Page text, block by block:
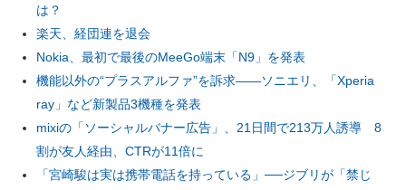
モノづくり技術者専門サイト
電子設計の基本と応用
エネルギーの専門メディア
は？
楽天、経団連を退会
Nokia、最初で最後のMeeGo端末「N9」を発表
機能以外の“プラスアルファ”を訴求――ソニエリ、「Xperia
ray」など新製品3機種を発表
mixiの「ソーシャルバナー広告」、21日間で213万人誘導 8
割が友人経由、CTRが11倍に
「宮崎駿は実は携帯電話を持っている」──ジブリが「禁じ